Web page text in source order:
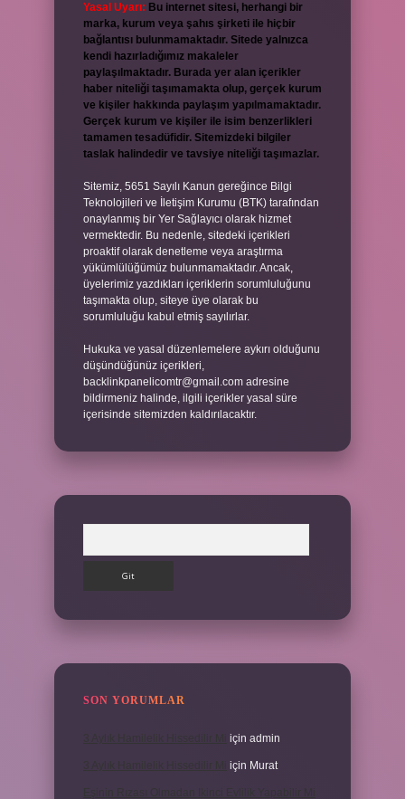
Yasal Uyarı: Bu internet sitesi, herhangi bir
marka, kurum veya şahıs şirketi ile hiçbir
bağlantısı bulunmamaktadır. Sitede yalnızca
kendi hazırladığımız makaleler
paylaşılmaktadır. Burada yer alan içerikler
haber niteliği taşımamakta olup, gerçek kurum
ve kişiler hakkında paylaşım yapılmamaktadır.
Gerçek kurum ve kişiler ile isim benzerlikleri
tamamen tesadüfidir. Sitemizdeki bilgiler
taslak halindedir ve tavsiye niteliği taşımazlar.
Sitemiz, 5651 Sayılı Kanun gereğince Bilgi
Teknolojileri ve İletişim Kurumu (BTK) tarafından
onaylanmış bir Yer Sağlayıcı olarak hizmet
vermektedir. Bu nedenle, sitedeki içerikleri
proaktif olarak denetleme veya araştırma
yükümlülüğümüz bulunmamaktadır. Ancak,
üyelerimiz yazdıkları içeriklerin sorumluluğunu
taşımakta olup, siteye üye olarak bu
sorumluluğu kabul etmiş sayılırlar.
Hukuka ve yasal düzenlemelere aykırı olduğunu
düşündüğünüz içerikleri,
backlinkpanelicomtr@gmail.com adresine
bildirmeniz halinde, ilgili içerikler yasal süre
içerisinde sitemizden kaldırılacaktır.
SON YORUMLAR
için admin
için Murat